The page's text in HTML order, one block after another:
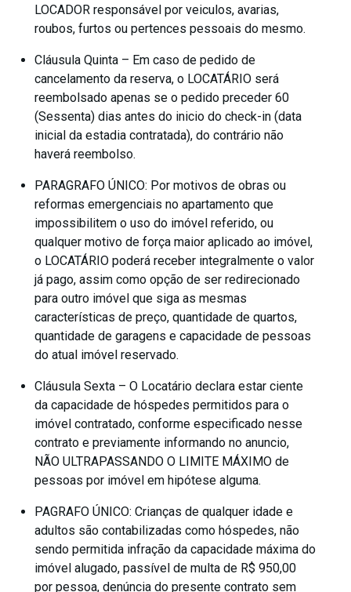
LOCADOR responsável por veiculos, avarias,
roubos, furtos ou pertences pessoais do mesmo.
Cláusula Quinta – Em caso de pedido de
cancelamento da reserva, o LOCATÁRIO será
reembolsado apenas se o pedido preceder 60
(Sessenta) dias antes do inicio do check-in (data
inicial da estadia contratada), do contrário não
haverá reembolso.
PARAGRAFO ÚNICO: Por motivos de obras ou
reformas emergenciais no apartamento que
impossibilitem o uso do imóvel referido, ou
qualquer motivo de força maior aplicado ao imóvel,
o LOCATÁRIO poderá receber integralmente o valor
já pago, assim como opção de ser redirecionado
para outro imóvel que siga as mesmas
características de preço, quantidade de quartos,
quantidade de garagens e capacidade de pessoas
do atual imóvel reservado.
Cláusula Sexta – O Locatário declara estar ciente
da capacidade de hóspedes permitidos para o
imóvel contratado, conforme especificado nesse
contrato e previamente informando no anuncio,
NÃO ULTRAPASSANDO O LIMITE MÁXIMO de
pessoas por imóvel em hipótese alguma.
PAGRAFO ÚNICO: Crianças de qualquer idade e
adultos são contabilizadas como hóspedes, não
sendo permitida infração da capacidade máxima do
imóvel alugado, passível de multa de R$ 950,00
por pessoa, denúncia do presente contrato sem